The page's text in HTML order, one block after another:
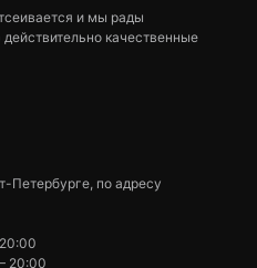
и мы рады
качественные
Петербурге, по адресу
20:00